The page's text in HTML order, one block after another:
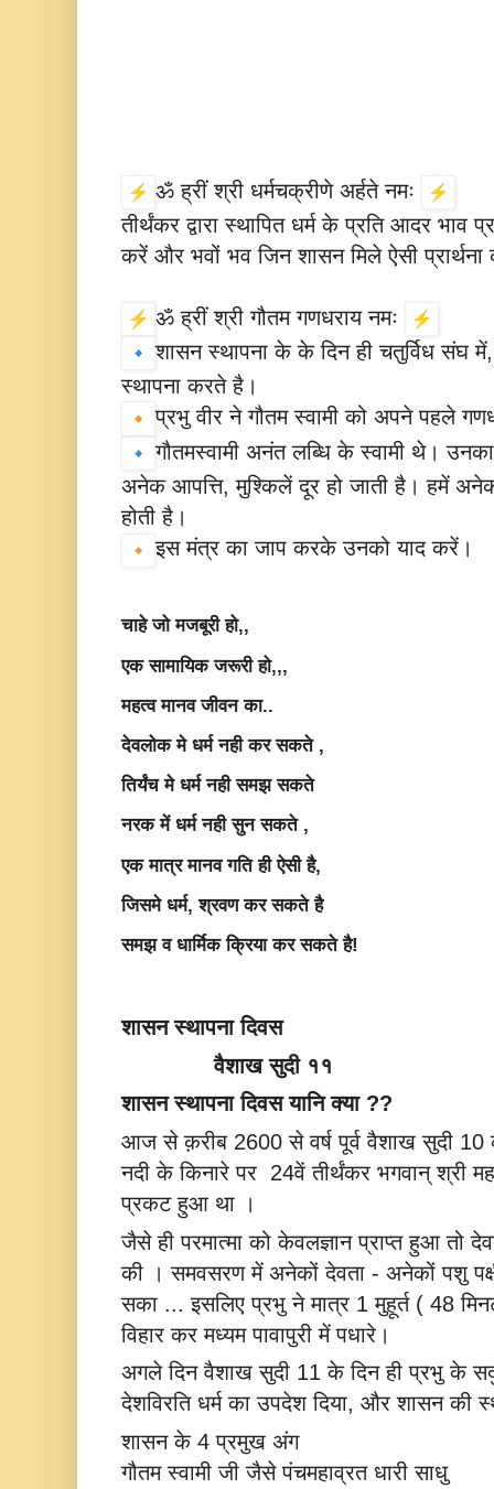
ॐ ह्रीं श्री धर्मचक्रीणे अर्हते नमः
तीर्थंकर द्वारा स्थापित धर्म के प्रति आदर
करें और भवों भव जिन शासन मिले ऐसी
ॐ ह्रीं श्री गौतम गणधराय नमः
शासन स्थापना के के दिन ही चतुर्विध संघ
स्थापना करते है।
प्रभु वीर ने गौतम स्वामी को अपने पहले
गौतमस्वामी अनंत लब्धि के स्वामी थे।
अनेक आपत्ति, मुश्किलें दूर हो जाती है। हमें
होती है।
इस मंत्र का जाप करके उनको याद करें।
चाहे जो मजबूरी हो,,
एक सामायिक जरूरी हो,,,
महत्व मानव जीवन का..
देवलोक मे धर्म नही कर सकते ,
तिर्यंच मे धर्म नही समझ सकते
नरक में धर्म नही सुन सकते ,
एक मात्र मानव गति ही ऐसी है,
जिसमे धर्म, श्रवण कर सकते है
समझ व धार्मिक क्रिया कर सकते है!
शासन स्थापना दिवस
              वैशाख सुदी ११
शासन स्थापना दिवस यानि क्या ??
आज से क़रीब 2600 से वर्ष पूर्व वैशाख सुदी 10
नदी के किनारे पर  24वें तीर्थंकर भगवान् श्री
प्रकट हुआ था ।
जैसे ही परमात्मा को केवलज्ञान प्राप्त हुआ तो
की । समवसरण में अनेकों देवता - अनेकों पशु
सका ... इसलिए प्रभु ने मात्र 1 मुहूर्त ( 48
विहार कर मध्यम पावापुरी में पधारे।
अगले दिन वैशाख सुदी 11 के दिन ही प्रभु के
देशविरति धर्म का उपदेश दिया, और शासन की
शासन के 4 प्रमुख अंग
गौतम स्वामी जी जैसे पंचमहाव्रत धारी साधु